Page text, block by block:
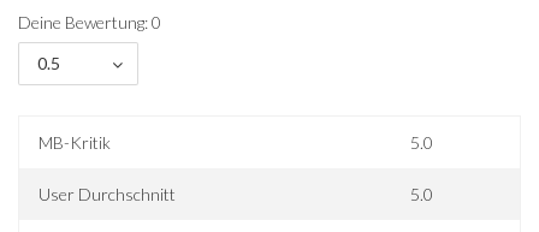
Deine Bewertung: 0
0.5
MB-Kritik 5.0
User Durchschnitt 5.0